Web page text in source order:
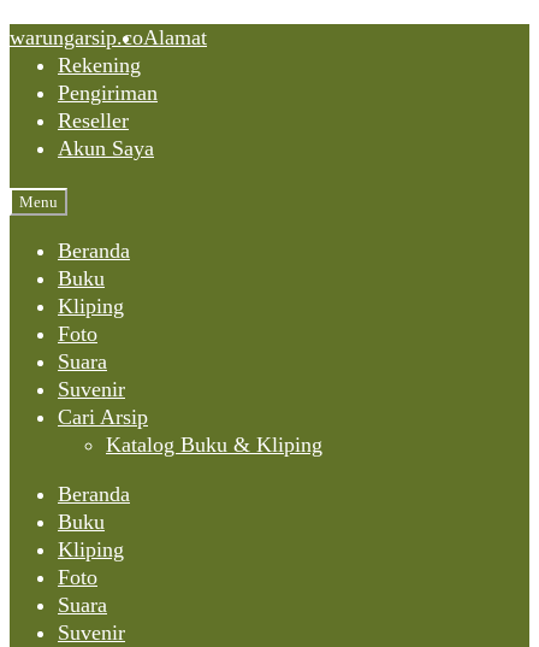
Skip
content
Skip
navigation
Skip
content
warungarsip.coAlamat
Rekening
Pengiriman
Reseller
Akun Saya
Menu
Beranda
Buku
Kliping
Foto
Suara
Suvenir
Cari Arsip
Katalog Buku & Kliping
Beranda
Buku
Kliping
Foto
Suara
Suvenir